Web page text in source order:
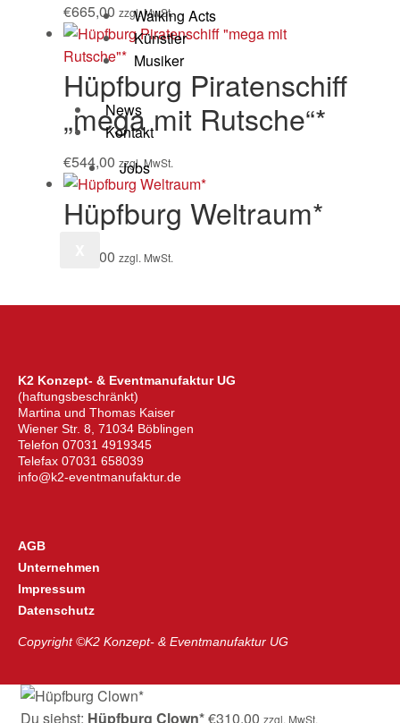
Walking Acts
Künstler
Musiker
News
Kontakt
Jobs
€665,00 zzgl. MwSt.
Hüpfburg Piratenschiff
„mega mit Rutsche“*
€544,00 zzgl. MwSt.
Hüpfburg Weltraum*
244,00 zzgl. MwSt.
K2 Konzept- & Eventmanufaktur UG
(haftungsbeschränkt)
Martina und Thomas Kaiser
Wiener Str. 8, 71034 Böblingen
Telefon 07031 4919345
Telefax 07031 658039
info@k2-eventmanufaktur.de
AGB
Unternehmen
Impressum
Datenschutz
Copyright ©K2 Konzept- & Eventmanufaktur UG
Du siehst: Hüpfburg Clown*€310,00 zzgl. MwSt.